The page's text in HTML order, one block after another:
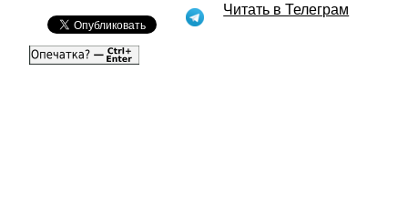
Читать в Телеграм